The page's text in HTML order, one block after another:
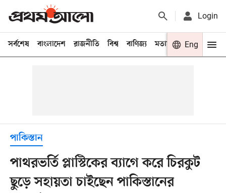
Login
সর্বশেষ বাংলাদেশ রাজনীতি বিশ্ব বাণিজ্য মতামত খেলা
Eng
পাকিস্তান
পাথরভর্তি প্লাস্টিকের ব্যাগে করে চিরকুট
ছুড়ে সহায়তা চাইছেন পাকিস্তানের